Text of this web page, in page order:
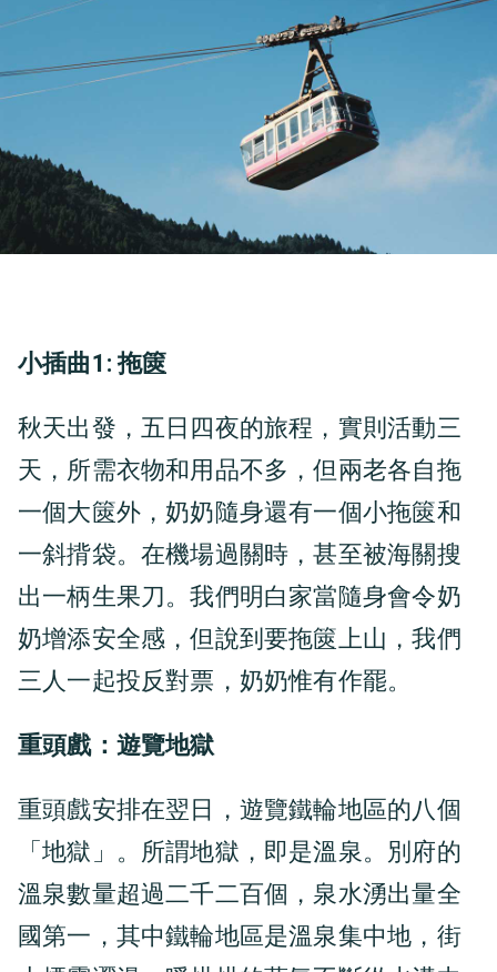
小插曲1: 拖篋
秋天出發，五日四夜的旅程，實則活動三
天，所需衣物和用品不多，但兩老各自拖
一個大篋外，奶奶隨身還有一個小拖篋和
一斜揹袋。在機場過關時，甚至被海關搜
出一柄生果刀。我們明白家當隨身會令奶
奶增添安全感，但說到要拖篋上山，我們
三人一起投反對票，奶奶惟有作罷。
重頭戲：遊覽地獄
重頭戲安排在翌日，遊覽鐵輪地區的八個
「地獄」。所謂地獄，即是溫泉。別府的
溫泉數量超過二千二百個，泉水湧出量全
國第一，其中鐵輪地區是溫泉集中地，街